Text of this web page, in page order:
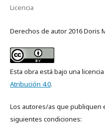
Licencia
Derechos de autor 2016 Doris
Esta obra está bajo una
Atribución 4.0.
Los autores/as que publiquen
siguientes condiciones: